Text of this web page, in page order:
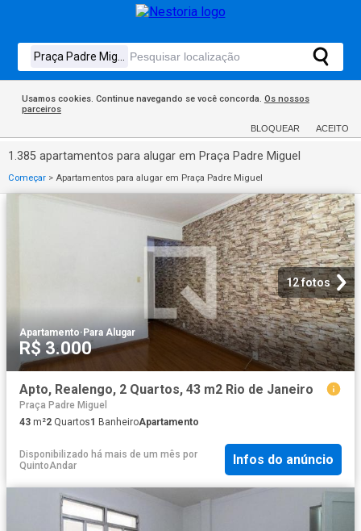
Usamos cookies. Continue navegando se você concorda. Os nossos
parceiros
BLOQUEAR ACEITO
1.385 apartamentos para alugar em Praça Padre Miguel
Começar > Apartamentos para alugar em Praça Padre Miguel
12 fotos
Apartamento· Para Alugar
R$ 3.000
Apto, Realengo, 2 Quartos, 43 m2 Rio de Janeiro
Praça Padre Miguel
43 m²2 Quartos1 BanheiroApartamento
Disponibilizado há mais de um mês por
QuintoAndar
Infos do anúncio